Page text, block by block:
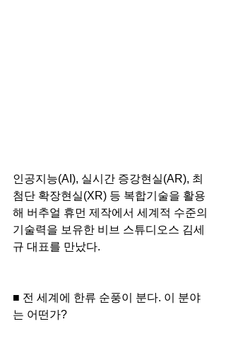
인공지능(AI), 실시간 증강현실(AR), 최
첨단 확장현실(XR) 등 복합기술을 활용
해 버추얼 휴먼 제작에서 세계적 수준의
기술력을 보유한 비브 스튜디오스 김세
규 대표를 만났다.
■ 전 세계에 한류 순풍이 분다. 이 분야
는 어떤가?